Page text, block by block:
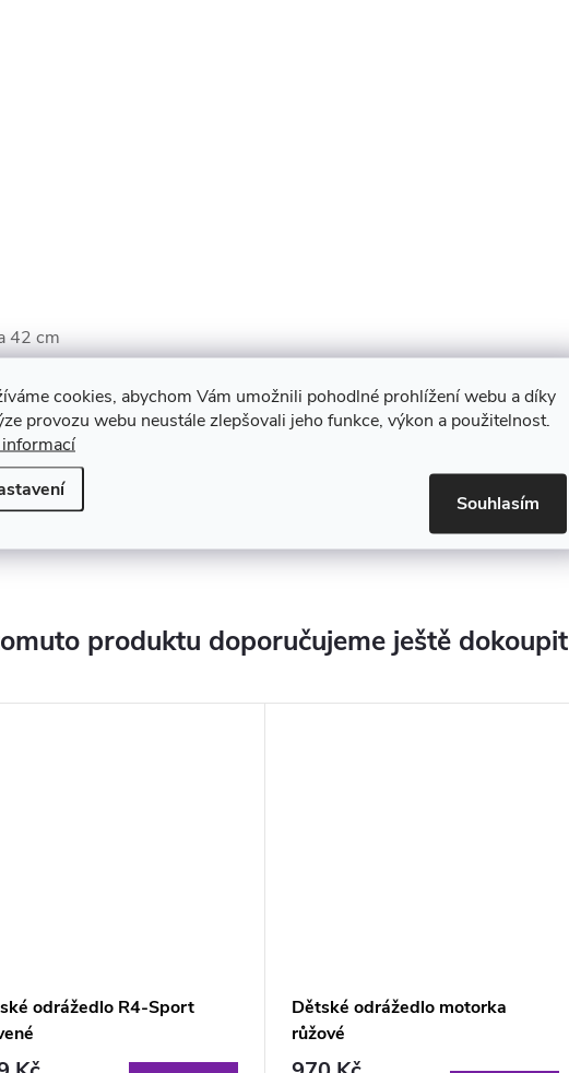
cookies, abychom Vám umožnili pohodlné prohlížení webu a díky
provozu webu neustále zlepšovali jeho funkce, výkon a použitelnost.
Souhlasím
42 cm
produktu doporučujeme ještě dokoupit
odrážedlo R4-Sport
Dětské odrážedlo motorka
růžové